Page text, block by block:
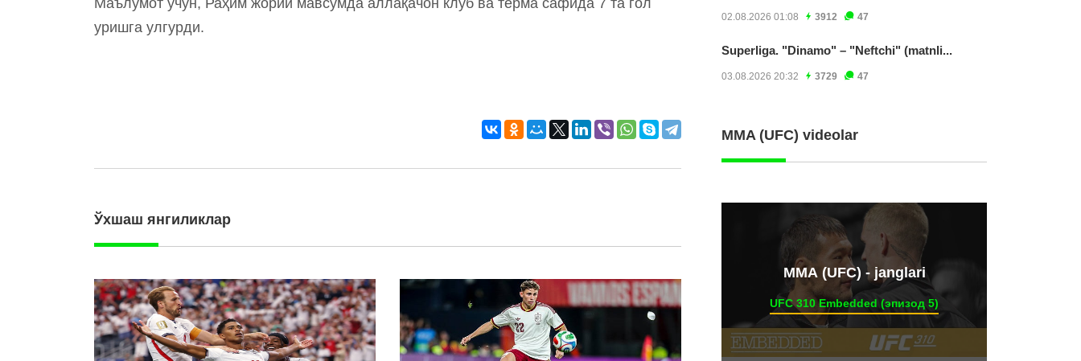
уришга улгурди.
Ўхшаш янгиликлар
02.08.2026 01:08 3912 47
Superliga. "Dinamo" – "Neftchi" (matnli...
03.08.2026 20:32 3729 47
MMA (UFC) videolar
ММА (UFC) - janglari
UFC 310 Embedded (эпизод 5)